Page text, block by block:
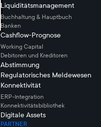
Liquiditätsmanagement
Buchhaltung & Hauptbuch
Banken
Cashflow-Prognose
Working Capital
Debitoren und Kreditoren
Abstimmung
Regulatorisches Meldewesen
Konnektivität
ERP-Integration
Konnektivitätsbibliothek
Digitale Assets
PARTNER